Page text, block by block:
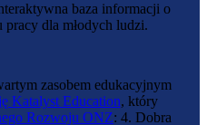
baza informacji o
dla młodych ludzi.
zasobem edukacyjnym
Katalyst Education, który
Rozwoju ONZ: 4. Dobra